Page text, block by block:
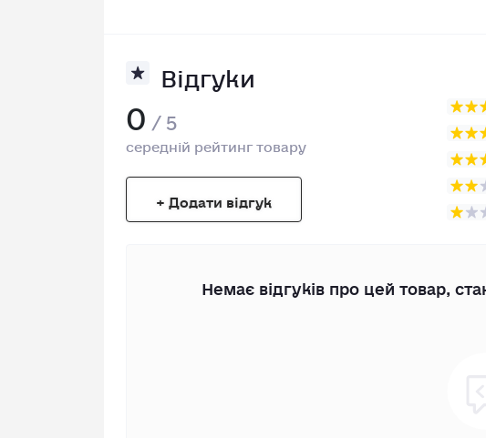
Відгуки
0 / 5
середній рейтинг товару
+ Додати відгук
Немає відгуків про цей товар,